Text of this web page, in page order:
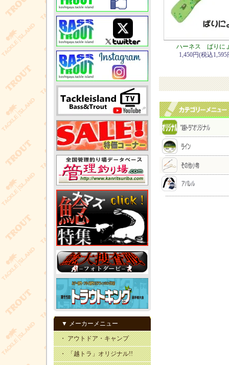
▼ メーカーメニュー
・ アウトドア・キャンプ
・ 「越トラ」オリジナル!!
ハーネス ばりに
1,450円(税込1,595